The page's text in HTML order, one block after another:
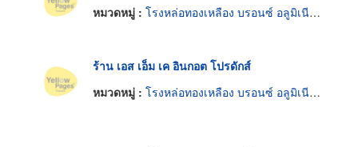
หมวดหมู่ : โรงหล่อทองเหลือง บรอนซ์ อลูมิเนียมและแมกนีเซียม
ร้าน เอส เอ็ม เค อินกอต โปรดักส์
หมวดหมู่ : โรงหล่อทองเหลือง บรอนซ์ อลูมิเนียมและแมกนีเซียม